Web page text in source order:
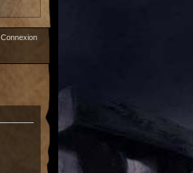
Connexion